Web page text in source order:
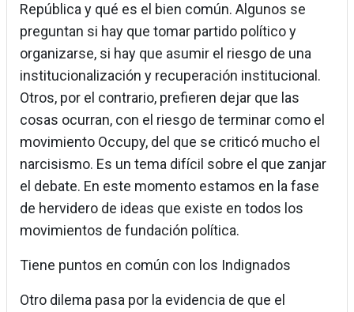
República y qué es el bien común. Algunos se
preguntan si hay que tomar partido político y
organizarse, si hay que asumir el riesgo de una
institucionalización y recuperación institucional.
Otros, por el contrario, prefieren dejar que las
cosas ocurran, con el riesgo de terminar como el
movimiento Occupy, del que se criticó mucho el
narcisismo. Es un tema difícil sobre el que zanjar
el debate. En este momento estamos en la fase
de hervidero de ideas que existe en todos los
movimientos de fundación política.
Tiene puntos en común con los Indignados
Otro dilema pasa por la evidencia de que el